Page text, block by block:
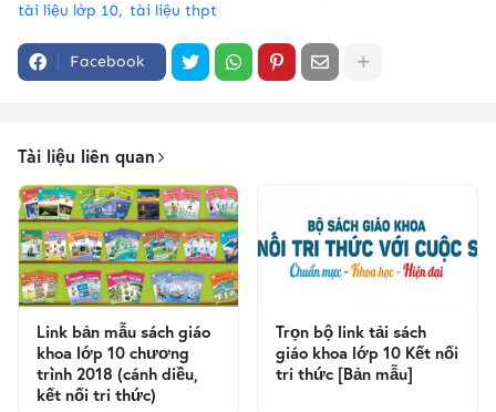
tài liệu lớp 10
tài liệu thpt
Facebook
Tài liệu liên quan
Link bản mẫu sách giáo
khoa lớp 10 chương
trình 2018 (cánh diều,
kết nối tri thức)
Trọn bộ link tải sách
giáo khoa lớp 10 Kết nối
tri thức [Bản mẫu]